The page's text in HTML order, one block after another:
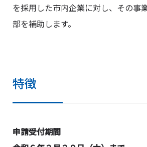
を採用した市内企業に対し、その事
部を補助します。
特徴
申請受付期間